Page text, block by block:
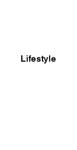
Lifestyle